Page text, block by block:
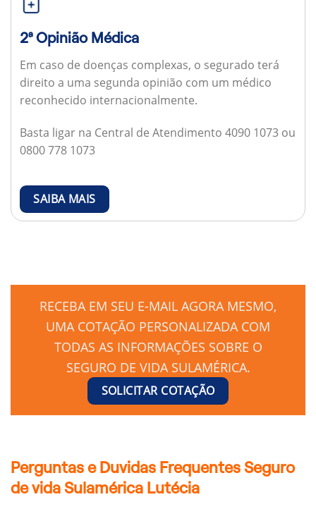
2ª Opinião Médica
Em caso de doenças complexas, o segurado terá
direito a uma segunda opinião com um médico
reconhecido internacionalmente.
Basta ligar na Central de Atendimento 4090 1073 ou
0800 778 1073
SAIBA MAIS
RECEBA EM SEU E-MAIL AGORA MESMO,
UMA COTAÇÃO PERSONALIZADA COM
TODAS AS INFORMAÇÕES SOBRE O
SEGURO DE VIDA SULAMÉRICA.
SOLICITAR COTAÇÃO
Perguntas e Duvidas Frequentes Seguro
de vida Sulamérica Lutécia